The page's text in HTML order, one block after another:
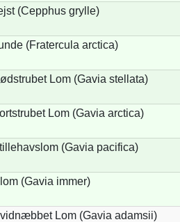
(Cepphus grylle)
(Fratercula arctica)
Lom (Gavia stellata)
Lom (Gavia arctica)
(Gavia pacifica)
(Gavia immer)
Lom (Gavia adamsii)